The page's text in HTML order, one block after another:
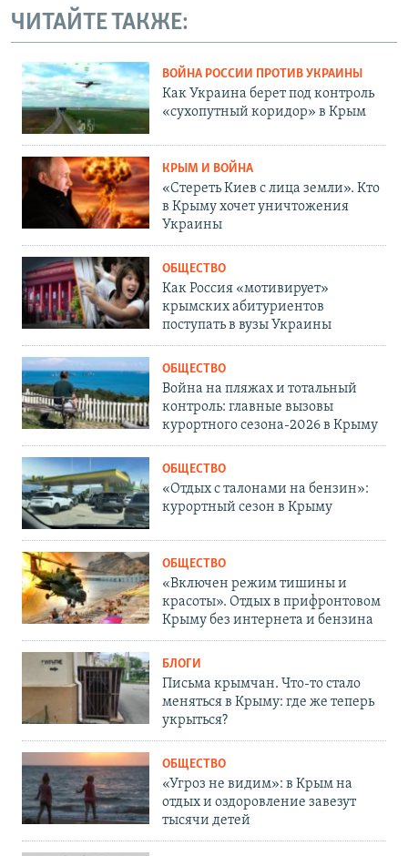
ЧИТАЙТЕ ТАКЖЕ:
ВОЙНА РОССИИ ПРОТИВ УКРАИНЫ
Как Украина берет под контроль
«сухопутный коридор» в Крым
КРЫМ И ВОЙНА
«Стереть Киев с лица земли». Кто
в Крыму хочет уничтожения
Украины
ОБЩЕСТВО
Как Россия «мотивирует»
крымских абитуриентов
поступать в вузы Украины
ОБЩЕСТВО
Война на пляжах и тотальный
контроль: главные вызовы
курортного сезона-2026 в Крыму
ОБЩЕСТВО
«Отдых с талонами на бензин»:
курортный сезон в Крыму
ОБЩЕСТВО
«Включен режим тишины и
красоты». Отдых в прифронтовом
Крыму без интернета и бензина
БЛОГИ
Письма крымчан. Что-то стало
меняться в Крыму: где же теперь
укрыться?
ОБЩЕСТВО
«Угроз не видим»: в Крым на
отдых и оздоровление завезут
тысячи детей